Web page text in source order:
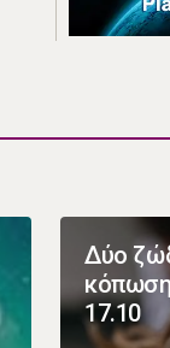
Δύο
17.10